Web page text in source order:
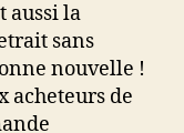
aussi la
sans
nouvelle !
acheteurs de